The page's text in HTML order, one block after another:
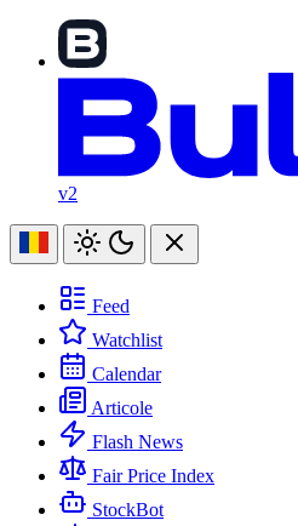
v2
Feed
Watchlist
Calendar
Articole
Flash News
Fair Price Index
StockBot